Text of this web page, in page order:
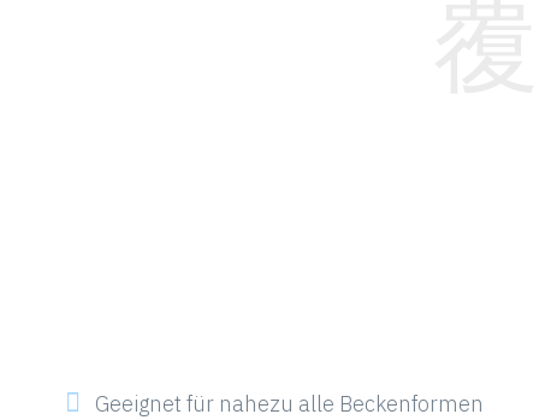
Geeignet für nahezu alle Beckenformen